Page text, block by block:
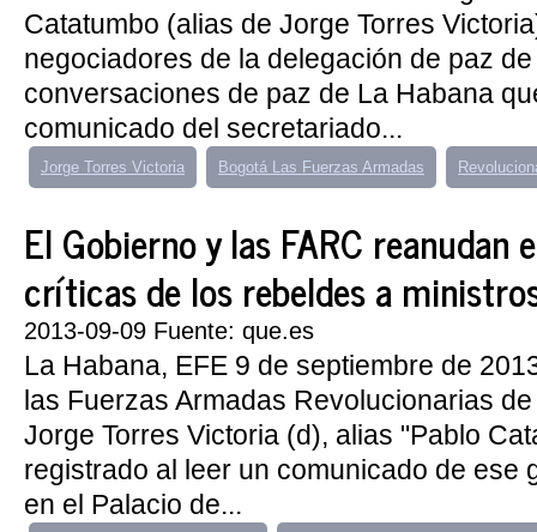
Catatumbo (alias de Jorge Torres
negociadores de la delegación de paz
conversaciones de paz de La Habana
comunicado del secretariado...
Jorge Torres Victoria Bogotá Las Fuerzas Armadas
El Gobierno y las FARC reanudan
críticas de los rebeldes a
2013-09-09 Fuente: que.es
La Habana, EFE 9 de septiembre de
las Fuerzas Armadas Revolucionarias
Jorge Torres Victoria (d), alias "Pablo
registrado al leer un comunicado de ese
en el Palacio de...